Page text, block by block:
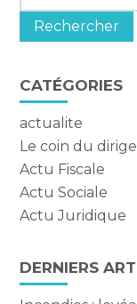
CATÉGORIES
actualite
Le coin du
Actu Fiscale
Actu Sociale
Actu Juridique
DERNIERS